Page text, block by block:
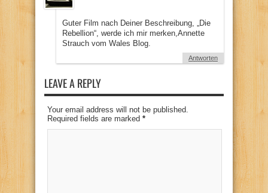
Guter Film nach Deiner Beschreibung, „Die
Rebellion“, werde ich mir merken,Annette
Strauch vom Wales Blog.
Antworten
LEAVE A REPLY
Your email address will not be published.
Required fields are marked *